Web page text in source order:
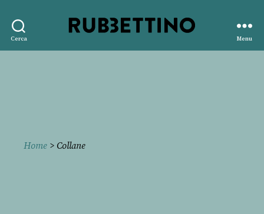
Cerca
editore
Menu
Home > Collane